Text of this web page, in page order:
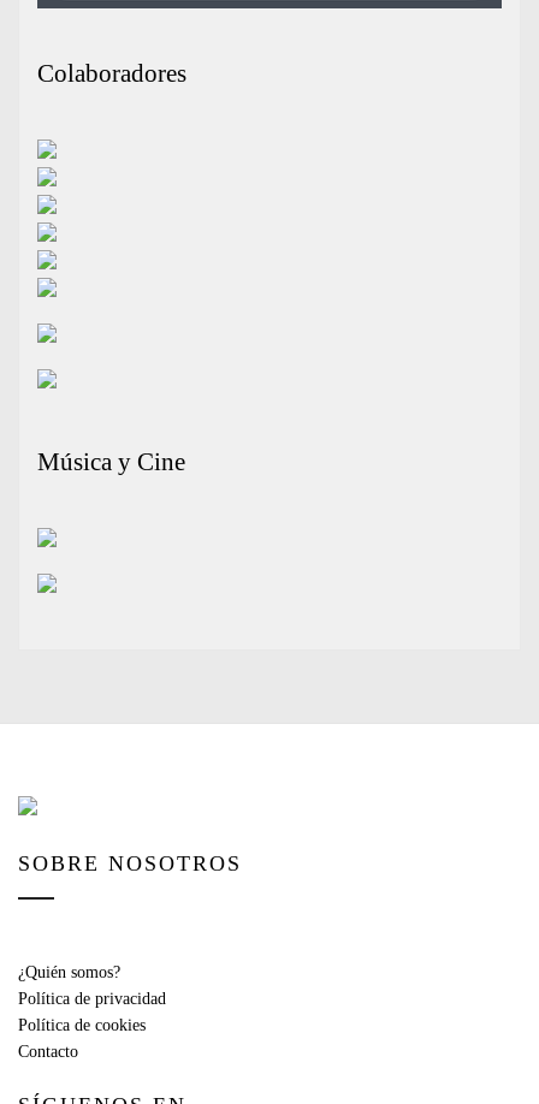
Colaboradores
Música y Cine
SOBRE NOSOTROS
¿Quién somos?
Política de privacidad
Política de cookies
Contacto